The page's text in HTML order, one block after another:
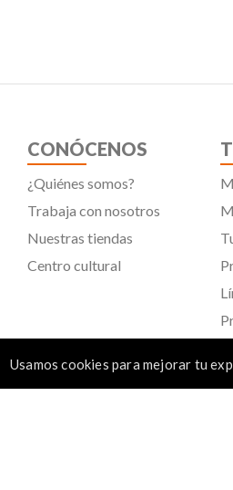
Usamos cookies para mejorar tu
CONÓCENOS
¿Quiénes somos?
Trabaja con nosotros
Nuestras tiendas
Centro cultural